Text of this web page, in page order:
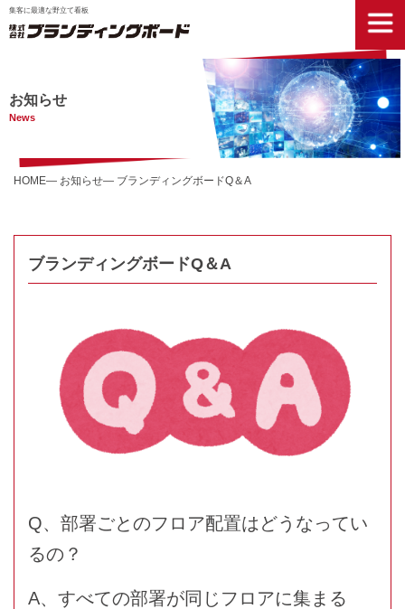
集客に最適な野立て看板
お知らせ
News
HOME お知らせ ブランディングボードQ＆A
ブランディングボードQ＆A
Q、部署ごとのフロア配置はどうなってい
るの？
A、すべての部署が同じフロアに集まる